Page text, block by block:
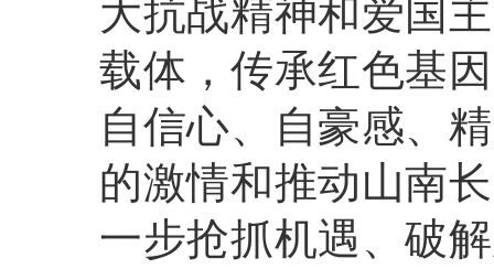
大抗战精神和爱国
载体，传承红色基
自信心、自豪感、
的激情和推动山南
一步抢抓机遇、破